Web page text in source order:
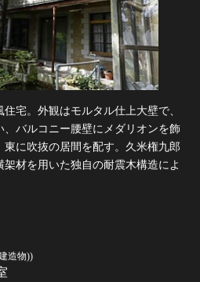
宅。外観はモルタル仕上大壁で、
、バルコニー腰壁にメダリオンを飾
に吹抜の居間を配す。久米権九郎
材を用いた独自の耐震木構造によ
造物))